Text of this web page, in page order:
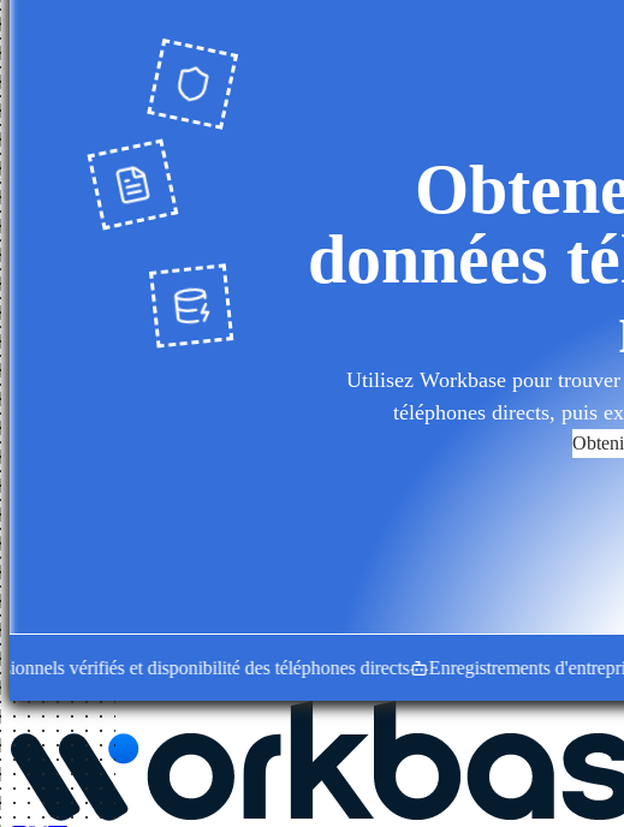
données
Utilisez Workbase pour
téléphones directs, puis
vérifiés et disponibilité des téléphones directs Enregistrements d'entreprise